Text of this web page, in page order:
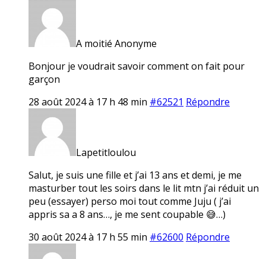
A moitié Anonyme
Bonjour je voudrait savoir comment on fait pour
garçon
28 août 2024 à 17 h 48 min #62521 Répondre
Lapetitloulou
Salut, je suis une fille et j’ai 13 ans et demi, je me
masturber tout les soirs dans le lit mtn j’ai réduit un
peu (essayer) perso moi tout comme Juju ( j’ai
appris sa a 8 ans…, je me sent coupable 😅…)
30 août 2024 à 17 h 55 min #62600 Répondre